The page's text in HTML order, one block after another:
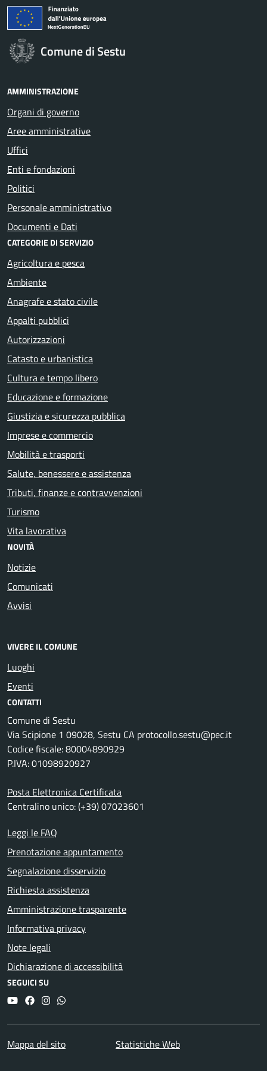
Comune di Sestu
AMMINISTRAZIONE
Organi di governo
Aree amministrative
Uffici
Enti e fondazioni
Politici
Personale amministrativo
Documenti e Dati
CATEGORIE DI SERVIZIO
Agricoltura e pesca
Ambiente
Anagrafe e stato civile
Appalti pubblici
Autorizzazioni
Catasto e urbanistica
Cultura e tempo libero
Educazione e formazione
Giustizia e sicurezza pubblica
Imprese e commercio
Mobilità e trasporti
Salute, benessere e assistenza
Tributi, finanze e contravvenzioni
Turismo
Vita lavorativa
NOVITÀ
Notizie
Comunicati
Avvisi
VIVERE IL COMUNE
Luoghi
Eventi
CONTATTI
Comune di Sestu
Via Scipione 1 09028, Sestu CA protocollo.sestu@pec.it
Codice fiscale: 80004890929
P.IVA: 01098920927
Posta Elettronica Certificata
Centralino unico: (+39) 07023601
Leggi le FAQ
Prenotazione appuntamento
Segnalazione disservizio
Richiesta assistenza
Amministrazione trasparente
Informativa privacy
Note legali
Dichiarazione di accessibilità
SEGUICI SU
YouTubeFacebookInstagram
Whatsapp
Mappa del sito Statistiche Web